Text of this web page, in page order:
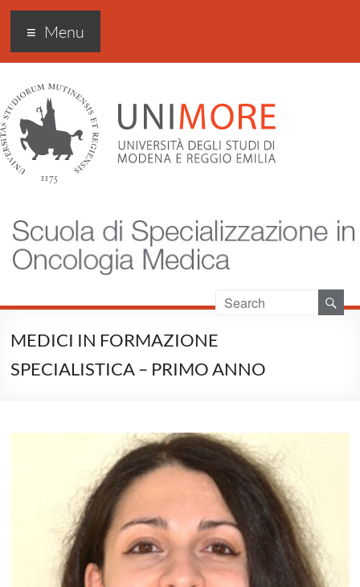
Scuola di specializzazione
in Oncologia medica
Menu
MEDICI IN FORMAZIONE
SPECIALISTICA – PRIMO ANNO